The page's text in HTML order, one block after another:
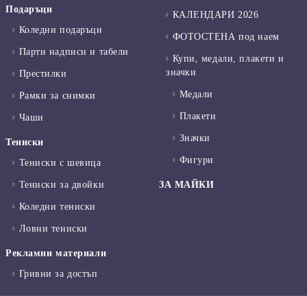
Подаръци
Коледни подаръци
Парти надписи и табели
Престилки
Рамки за снимки
Чаши
Тениски
Тениски с шевица
Тениски за двойки
Коледни тениски
Ловни тениски
Рекламни материали
Гривни за достъп
КАЛЕНДАРИ 2026
ФОТОСТЕНА под наем
Купи, медали, плакети и
значки
Медали
Плакети
Значки
Фигури
ЗА МАЙКИ